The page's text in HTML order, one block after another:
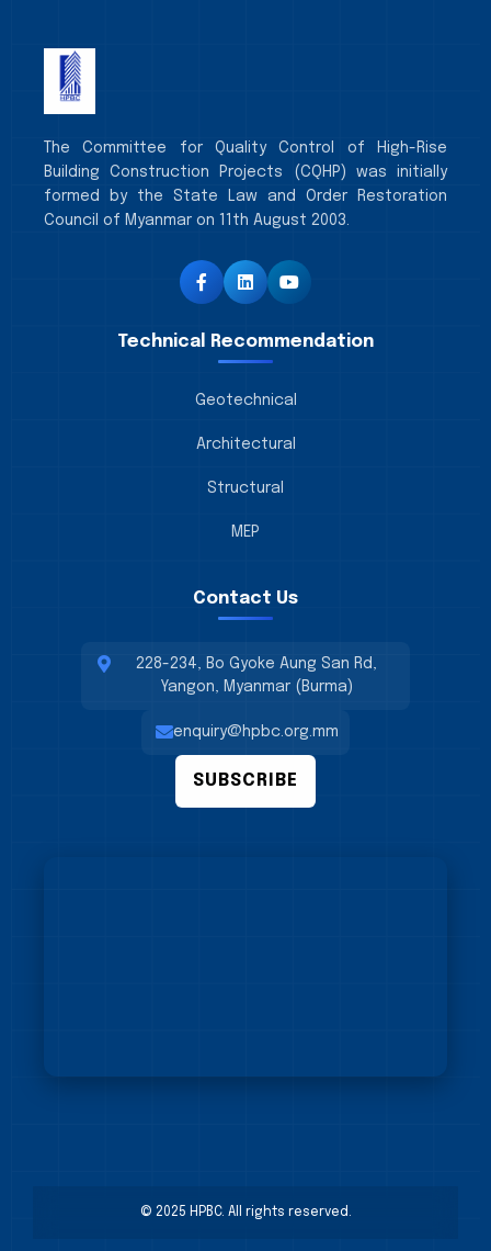
The Committee for Quality Control of High-Rise
Building Construction Projects (CQHP) was initially
formed by the State Law and Order Restoration
Council of Myanmar on 11th August 2003.
Technical Recommendation
Geotechnical
Architectural
Structural
MEP
Contact Us
228-234, Bo Gyoke Aung San Rd,
Yangon, Myanmar (Burma)
enquiry@hpbc.org.mm
SUBSCRIBE
© 2025 HPBC. All rights reserved.